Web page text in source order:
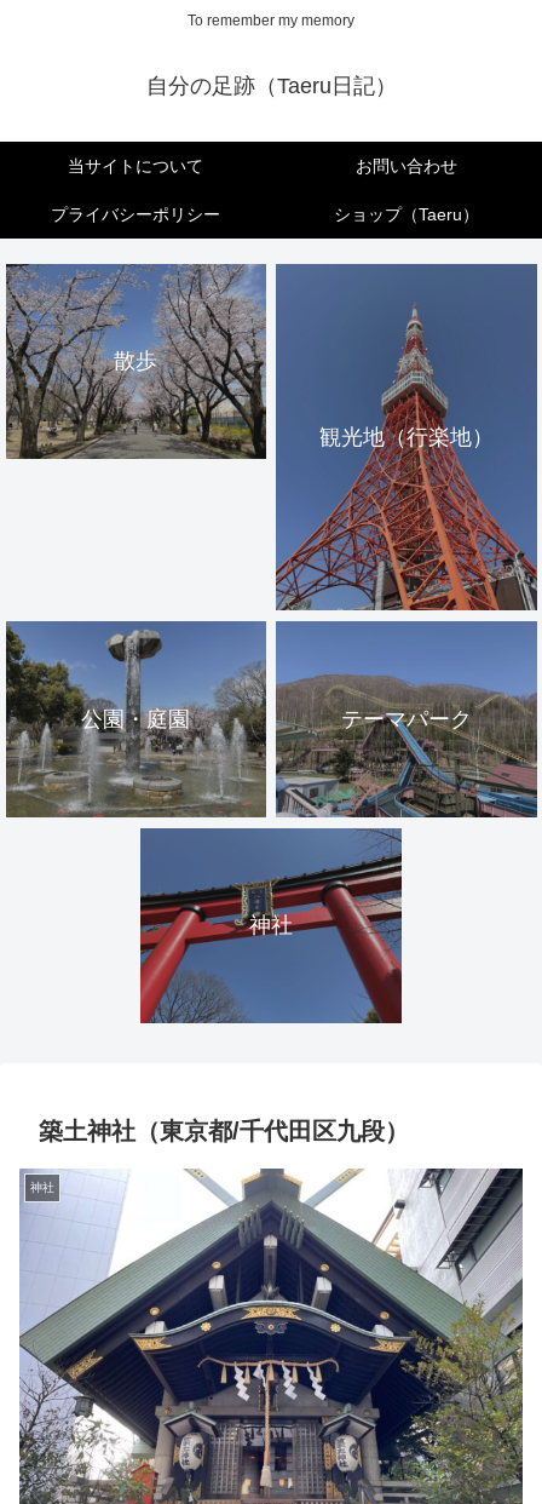
To remember my memory
自分の足跡（Taeru日記）
当サイトについて お問い合わせ
プライバシーポリシー ショップ（Taeru）
散歩
観光地（行楽地）
公園・庭園 テーマパーク
神社
築土神社（東京都/千代田区九段）
神社